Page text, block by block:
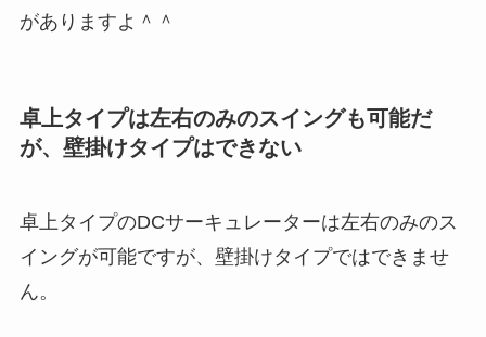
がありますよ＾＾
卓上タイプは左右のみのスイングも可能だ
が、壁掛けタイプはできない
卓上タイプのDCサーキュレーターは左右のみのス
イングが可能ですが、壁掛けタイプではできませ
ん。